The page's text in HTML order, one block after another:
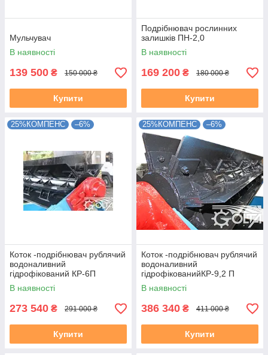
Мульчувач
В наявності
139 500 ₴ 150 000 ₴
Купити
Подрібнювач рослинних
залишків ПН-2,0
В наявності
169 200 ₴ 180 000 ₴
Купити
25%КОМПЕНС –6%
Коток -подрібнювач рублячий
водоналивний
гідрофікований КР-6П
В наявності
273 540 ₴ 291 000 ₴
Купити
25%КОМПЕНС –6%
Коток -подрібнювач рублячий
водоналивний
гідрофікованийКР-9,2 П
В наявності
386 340 ₴ 411 000 ₴
Купити